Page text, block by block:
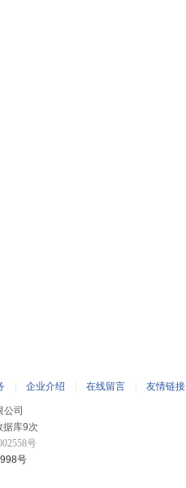
企业介绍 在线留言 友情链接
公司
据库9次
号
号